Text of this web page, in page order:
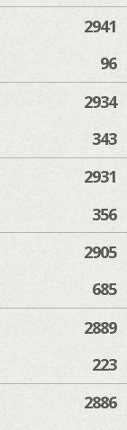
2941
96
2934
343
2931
356
2905
685
2889
223
2886